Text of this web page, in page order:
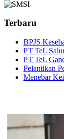
Terbaru
BPJS
PT TeL
PT TeL
Pelantikan
Menebar